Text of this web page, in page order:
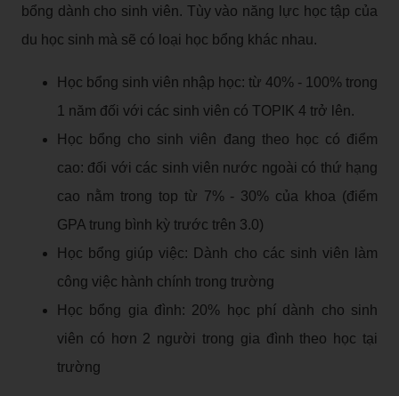
bổng dành cho sinh viên. Tùy vào năng lực học tập của
du học sinh mà sẽ có loại học bổng khác nhau.
Học bổng sinh viên nhập học: từ 40% - 100% trong
1 năm đối với các sinh viên có TOPIK 4 trở lên.
Học bổng cho sinh viên đang theo học có điểm
cao: đối với các sinh viên nước ngoài có thứ hạng
cao nằm trong top từ 7% - 30% của khoa (điểm
GPA trung bình kỳ trước trên 3.0)
Học bổng giúp việc: Dành cho các sinh viên làm
công việc hành chính trong trường
Học bổng gia đình: 20% học phí dành cho sinh
viên có hơn 2 người trong gia đình theo học tại
trường